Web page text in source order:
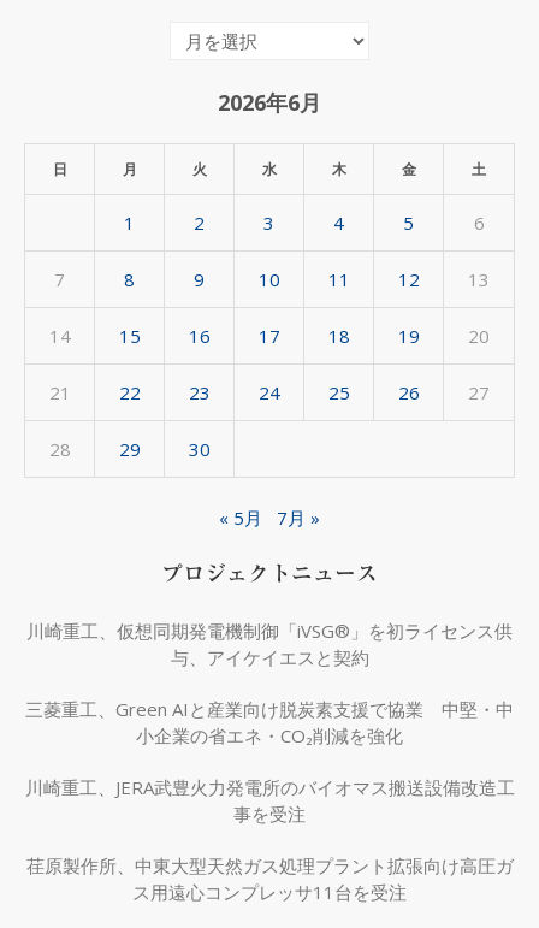
イ
2026年6月
日 月 火 水 木 金 土
1 2 3 4 5 6
7 8 9 10 11 12 13
14 15 16 17 18 19 20
21 22 23 24 25 26 27
28 29 30
« 5月 7月 »
プロジェクトニュース
川崎重工、仮想同期発電機制御「iVSG®」を初ライセンス供
与、アイケイエスと契約
三菱重工、Green AIと産業向け脱炭素支援で協業 中堅・中
小企業の省エネ・CO₂削減を強化
川崎重工、JERA武豊火力発電所のバイオマス搬送設備改造工
事を受注
荏原製作所、中東大型天然ガス処理プラント拡張向け高圧ガ
ス用遠心コンプレッサ11台を受注